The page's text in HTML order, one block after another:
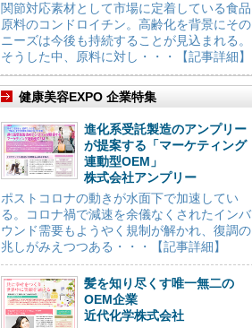
関節対応素材として市場に定着している食品
原料のコンドロイチン。高齢化を背景にその
ニーズは今後も持続することが見込まれる。
そうした中、原料に対し・・・【記事詳細】
健康美容EXPO 企業特集
進化系受託製造のアンプリー
が提案する「マーケティング
連動型OEM」
株式会社アンプリー
ポストコロナの動きが水面下で加速してい
る。コロナ禍で減速を余儀なくされたインバ
ウンド需要もようやく規制が解かれ、復調の
兆しがみえつつある・・・【記事詳細】
髪を知り尽くす唯一無二の
OEM企業
近代化学株式会社